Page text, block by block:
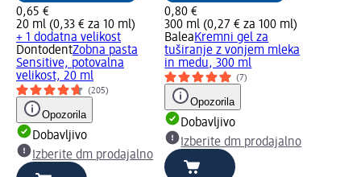
0,65 €
20 ml (0,33 € za 10 ml)
+ 1 dodatna velikost
DontodentZobna pasta
Sensitive, potovalna
velikost, 20 ml
(205)
Opozorila
Dobavljivo
Izberite dm prodajalno
0,80 €
300 ml (0,27 € za 100 ml)
BaleaKremni gel za
tuširanje z vonjem mleka
in medu, 300 ml
(7)
Opozorila
Dobavljivo
Izberite dm prodajalno